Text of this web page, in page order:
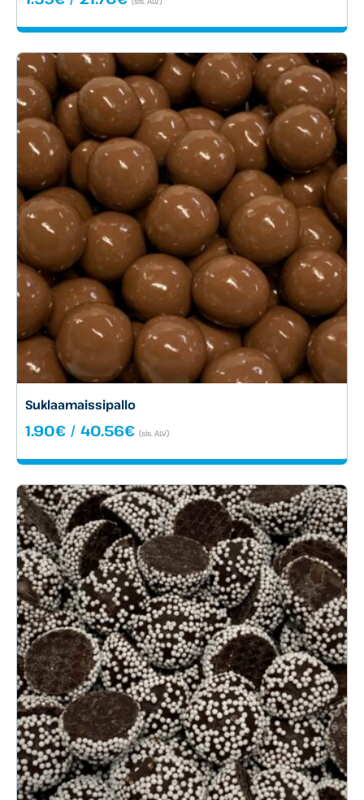
-
Suklaamaissipallo
1.90€ / 40.56€Hintaluokka:
-
(sis. ALV)